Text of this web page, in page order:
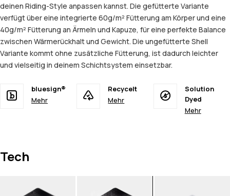
deinen Riding-Style anpassen kannst. Die gefütterte Variante
verfügt über eine integrierte 60g/m² Fütterung am Körper und eine
40g/m² Fütterung an Ärmeln und Kapuze, für eine perfekte Balance
zwischen Wärmerückhalt und Gewicht. Die ungefütterte Shell
Variante kommt ohne zusätzliche Fütterung, ist dadurch leichter
und vielseitig in deinem Schichtsystem einsetzbar.
bluesign®
Mehr
Recycelt
Mehr
Solution
Dyed
Mehr
Tech